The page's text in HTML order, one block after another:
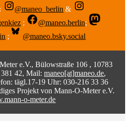
@maneo_berlin &
; @maneo.berlin;
; @maneo.bsky.social
e.V., Bülowstraße 106 , 10783
381 42, Mail:maneo[at]maneo.de,
tägl.17-19 Uhr: 030-216 33 36
Projekt von Mann-O-Meter e.V.
o-meter.de